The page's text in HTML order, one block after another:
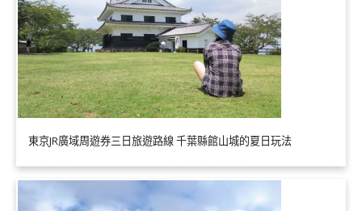
東京JR廣域周遊券三日旅遊路線 千葉縣館山城的夏日玩法